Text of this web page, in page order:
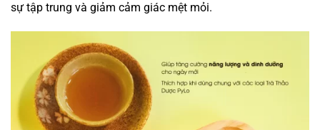
sự tập trung và giảm cảm giác mệt mỏi.